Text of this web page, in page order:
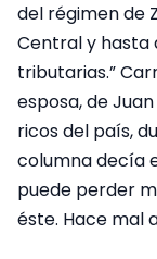
del régimen de
Central y hasta
tributarias.”
esposa, de
ricos del país,
columna decía
puede perder
éste. Hace mal